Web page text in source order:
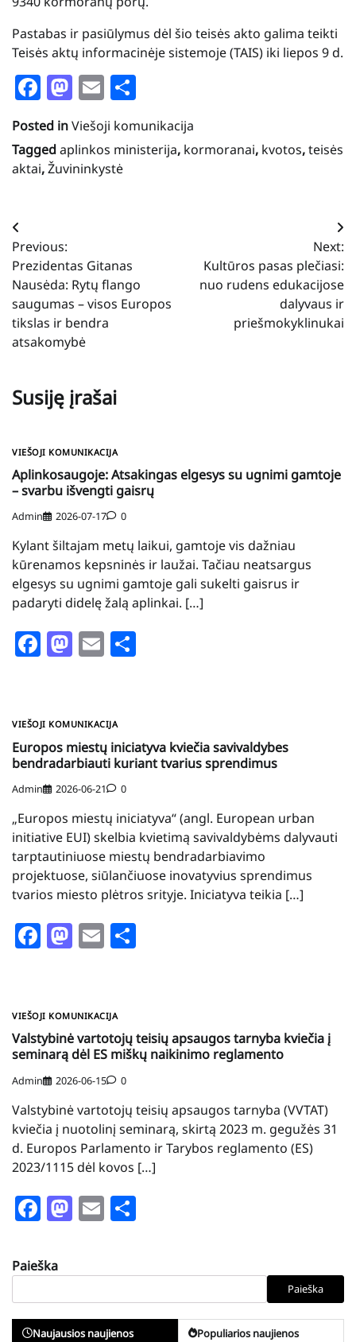
Pastabas ir pasiūlymus dėl šio teisės akto galima teikti
Teisės aktų informacinėje sistemoje (TAIS) iki liepos 9 d.
Facebook
Mastodon
Email
Posted inViešoji komunikacija
Taggedaplinkos ministerija, kormoranai, kvotos,teisės
aktai,Žuvininkystė
Navigacija
tarp
įrašų
Previous:
Prezidentas Gitanas
Nausėda: Rytų flango
saugumas – visos Europos
tikslas ir bendra
atsakomybė
Next:
Kultūros pasas plečiasi:
nuo rudens edukacijose
dalyvaus ir
priešmokyklinukai
Susiję įrašai
VIEŠOJI KOMUNIKACIJA
Aplinkosaugoje: Atsakingas elgesys su ugnimi gamtoje
– svarbu išvengti gaisrų
Admin 2026-07-17 0
Kylant šiltajam metų laikui, gamtoje vis dažniau
kūrenamos kepsninės ir laužai. Tačiau neatsargus
elgesys su ugnimi gamtoje gali sukelti gaisrus ir
padaryti didelę žalą aplinkai. […]
Facebook
Mastodon
Email
VIEŠOJI KOMUNIKACIJA
Europos miestų iniciatyva kviečia savivaldybes
bendradarbiauti kuriant tvarius sprendimus
Admin 2026-06-21 0
„Europos miestų iniciatyva“ (angl. European urban
initiative EUI) skelbia kvietimą savivaldybėms dalyvauti
tarptautiniuose miestų bendradarbiavimo
projektuose, siūlančiuose inovatyvius sprendimus
tvarios miesto plėtros srityje. Iniciatyva teikia […]
Facebook
Mastodon
Email
VIEŠOJI KOMUNIKACIJA
Valstybinė vartotojų teisių apsaugos tarnyba kviečia į
seminarą dėl ES miškų naikinimo reglamento
Admin 2026-06-15 0
Valstybinė vartotojų teisių apsaugos tarnyba (VVTAT)
kviečia į nuotolinį seminarą, skirtą 2023 m. gegužės 31
d. Europos Parlamento ir Tarybos reglamento (ES)
2023/1115 dėl kovos […]
Facebook
Mastodon
Email
Paieška
Paieška
Naujausios naujienos Populiarios naujienos